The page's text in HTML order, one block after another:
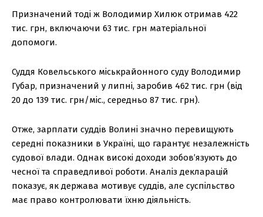
Призначений тоді ж Володимир Хилюк отримав 422
тис. грн, включаючи 63 тис. грн матеріальної
допомоги.
Суддя Ковельського міськрайонного суду Володимир
Губар, призначений у липні, заробив 462 тис. грн (від
20 до 139 тис. грн/міс., середньо 87 тис. грн).
Отже, зарплати суддів Волині значно перевищують
середні показники в Україні, що гарантує незалежність
судової влади. Однак високі доходи зобов’язують до
чесної та справедливої роботи. Аналіз декларацій
показує, як держава мотивує суддів, але суспільство
має право контролювати їхню діяльність.